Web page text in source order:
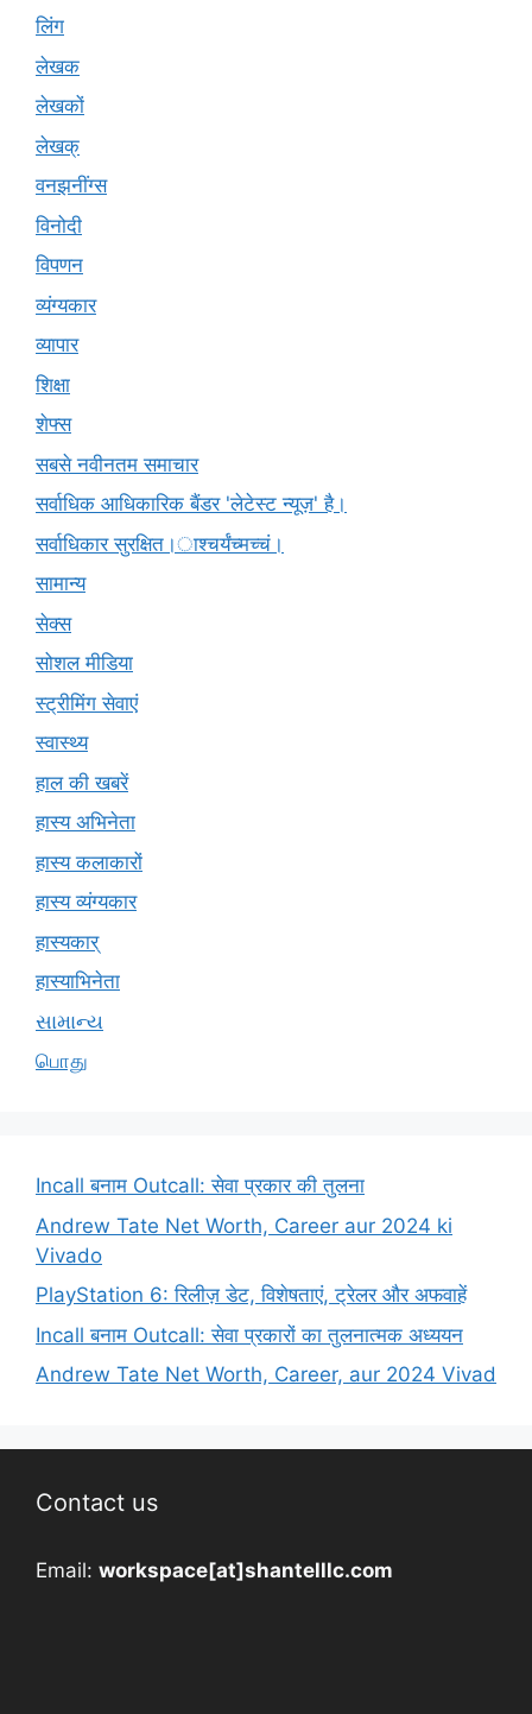
लिंग
लेखक
लेखकों
लेखक्
वनझनींग्स
विनोदी
विपणन
व्यंग्यकार
व्यापार
शिक्षा
शेफ्स
सबसे नवीनतम समाचार
सर्वाधिक आधिकारिक बैंडर 'लेटेस्ट न्यूज़' है।
सर्वाधिकार सुरक्षित।ाश्चर्यंच्मच्चं।
सामान्य
सेक्स
सोशल मीडिया
स्ट्रीमिंग सेवाएं
स्वास्थ्य
हाल की खबरें
हास्य अभिनेता
हास्य कलाकारों
हास्य व्यंग्यकार
हास्यकार्
हास्याभिनेता
સામાન્ય
பொது
Incall बनाम Outcall: सेवा प्रकार की तुलना
Andrew Tate Net Worth, Career aur 2024 ki
Vivado
PlayStation 6: रिलीज़ डेट, विशेषताएं, ट्रेलर और अफवाहें
Incall बनाम Outcall: सेवा प्रकारों का तुलनात्मक अध्ययन
Andrew Tate Net Worth, Career, aur 2024 Vivad
Contact us
Email: workspace[at]shantelllc.com